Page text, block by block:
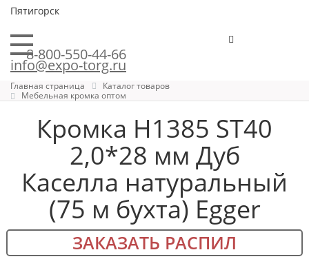
Пятигорск
8-800-550-44-66
info@expo-torg.ru
Главная страница
Каталог товаров
Мебельная кромка оптом
Кромка H1385 ST40
2,0*28 мм Дуб
Каселла натуральный
(75 м бухта) Egger
ЗАКАЗАТЬ РАСПИЛ